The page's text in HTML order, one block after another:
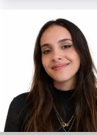
Santa Casa de
Londrina